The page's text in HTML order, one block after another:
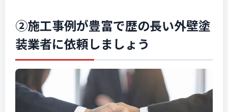
②施工事例が豊富で歴の長い外壁塗
装業者に依頼しましょう